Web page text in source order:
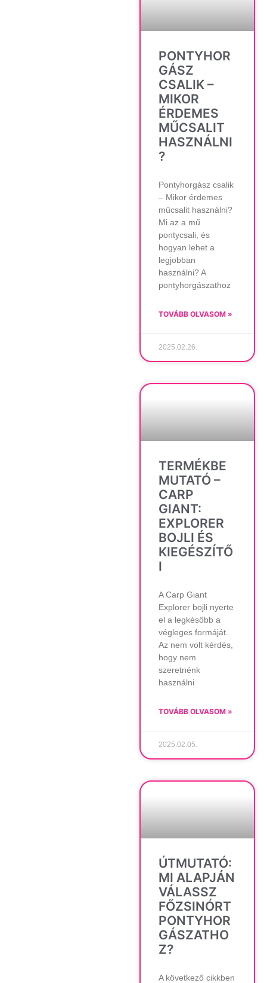
PONTYHOR
GÁSZ
CSALIK –
MIKOR
ÉRDEMES
MŰCSALIT
HASZNÁLNI
?
Pontyhorgász csalik
– Mikor érdemes
műcsalit használni?
Mi az a mű
pontycsali, és
hogyan lehet a
legjobban
használni? A
pontyhorgászathoz
TOVÁBB OLVASOM »
2025.02.26.
TERMÉKBE
MUTATÓ –
CARP
GIANT:
EXPLORER
BOJLI ÉS
KIEGÉSZÍTŐ
I
A Carp Giant
Explorer bojli nyerte
el a legkésőbb a
végleges formáját.
Az nem volt kérdés,
hogy nem
szeretnénk
használni
TOVÁBB OLVASOM »
2025.02.05.
ÚTMUTATÓ:
MI ALAPJÁN
VÁLASSZ
FŐZSINÓRT
PONTYHOR
GÁSZATHO
Z?
A következő cikkben